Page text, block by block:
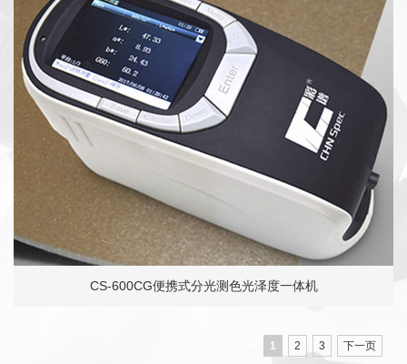
CS-600CG便携式分光测色光泽度一体机
1 2 3
下一页